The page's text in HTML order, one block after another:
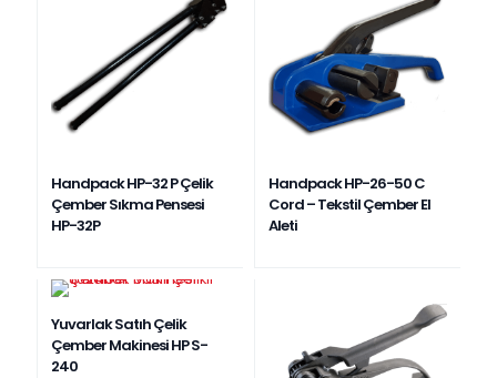
Handpack HP-32 P Çelik
Çember Sıkma Pensesi
HP-32P
Handpack HP-26-50 C
Cord – Tekstil Çember El
Aleti
Yuvarlak Satıh Çelik
Çember Makinesi HP S-
240